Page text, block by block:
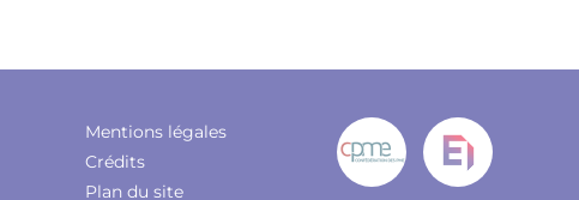
Mentions légales
Crédits
Plan du site